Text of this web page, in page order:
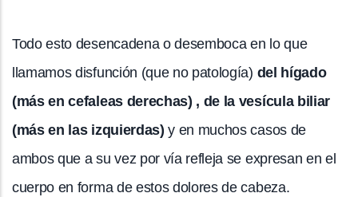
Todo esto desencadena o desemboca en lo que
llamamos disfunción (que no patología) del hígado
(más en cefaleas derechas) , de la vesícula biliar
(más en las izquierdas) y en muchos casos de
ambos que a su vez por vía refleja se expresan en el
cuerpo en forma de estos dolores de cabeza.